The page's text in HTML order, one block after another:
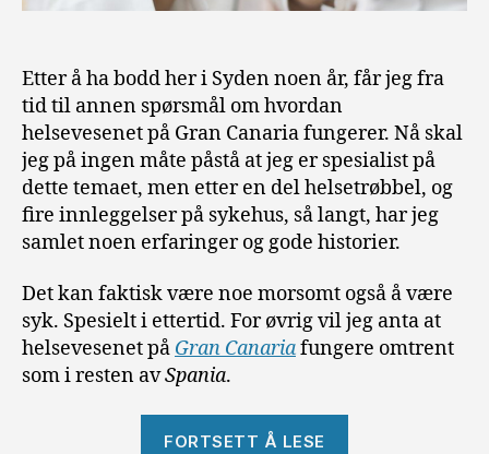
Etter å ha bodd her i Syden noen år, får jeg fra
tid til annen spørsmål om hvordan
helsevesenet på Gran Canaria fungerer. Nå skal
jeg på ingen måte påstå at jeg er spesialist på
dette temaet, men etter en del helsetrøbbel, og
fire innleggelser på sykehus, så langt, har jeg
samlet noen erfaringer og gode historier.
Det kan faktisk være noe morsomt også å være
syk. Spesielt i ettertid. For øvrig vil jeg anta at
helsevesenet på Gran Canariafungere omtrent
som i resten avSpania.
FORTSETT Å LESE